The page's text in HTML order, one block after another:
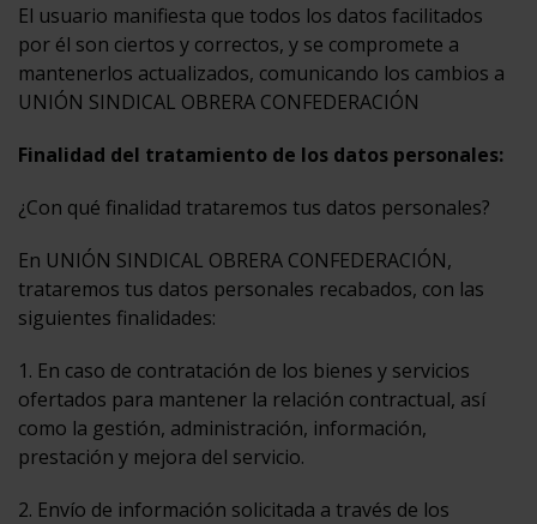
El usuario manifiesta que todos los datos facilitados
por él son ciertos y correctos, y se compromete a
mantenerlos actualizados, comunicando los cambios a
UNIÓN SINDICAL OBRERA CONFEDERACIÓN
Finalidad del tratamiento de los datos personales:
¿Con qué finalidad trataremos tus datos personales?
En UNIÓN SINDICAL OBRERA CONFEDERACIÓN,
trataremos tus datos personales recabados, con las
siguientes finalidades:
1. En caso de contratación de los bienes y servicios
ofertados para mantener la relación contractual, así
como la gestión, administración, información,
prestación y mejora del servicio.
2. Envío de información solicitada a través de los